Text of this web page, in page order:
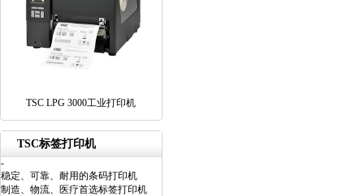
TSC LPG 3000工业打印机
TSC标签打印机
-
稳定、可靠、耐用的条码打印机
制造、物流、医疗首选标签打印机